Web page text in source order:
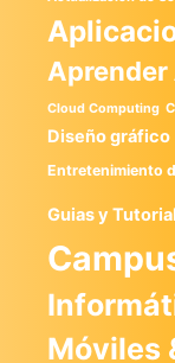
Aprender
Cloud Computing
Diseño gráfico
Entretenimiento
Guias y
Móviles